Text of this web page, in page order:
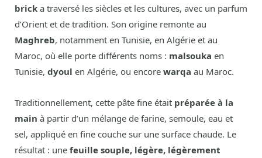
brick a traversé les siècles et les cultures, avec un parfum
d’Orient et de tradition. Son origine remonte au
Maghreb, notamment en Tunisie, en Algérie et au
Maroc, où elle porte différents noms : malsouka en
Tunisie, dyoul en Algérie, ou encore warqa au Maroc.
Traditionnellement, cette pâte fine était préparée à la
main à partir d’un mélange de farine, semoule, eau et
sel, appliqué en fine couche sur une surface chaude. Le
résultat : une feuille souple, légère, légèrement